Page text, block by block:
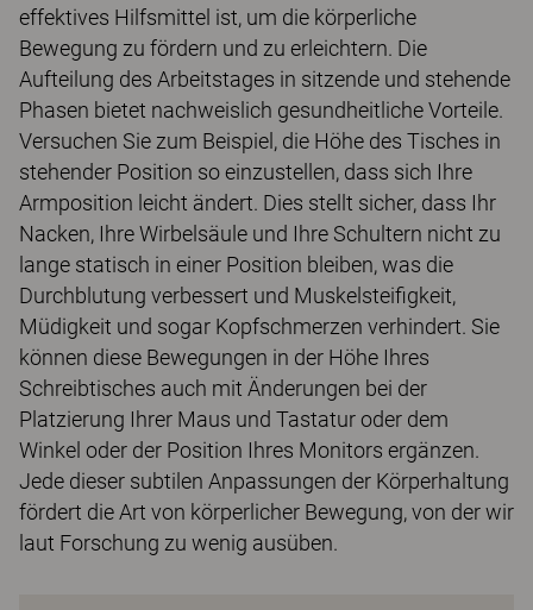
effektives Hilfsmittel ist, um die körperliche
Bewegung zu fördern und zu erleichtern. Die
Aufteilung des Arbeitstages in sitzende und stehende
Phasen bietet nachweislich gesundheitliche Vorteile.
Versuchen Sie zum Beispiel, die Höhe des Tisches in
stehender Position so einzustellen, dass sich Ihre
Armposition leicht ändert. Dies stellt sicher, dass Ihr
Nacken, Ihre Wirbelsäule und Ihre Schultern nicht zu
lange statisch in einer Position bleiben, was die
Durchblutung verbessert und Muskelsteifigkeit,
Müdigkeit und sogar Kopfschmerzen verhindert. Sie
können diese Bewegungen in der Höhe Ihres
Schreibtisches auch mit Änderungen bei der
Platzierung Ihrer Maus und Tastatur oder dem
Winkel oder der Position Ihres Monitors ergänzen.
Jede dieser subtilen Anpassungen der Körperhaltung
fördert die Art von körperlicher Bewegung, von der wir
laut Forschung zu wenig ausüben.